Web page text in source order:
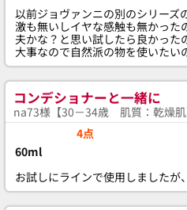
以前ジョヴァンニの別のシリーズ
激も無いしイヤな感触も無かった
夫かな？と思い試したら良かっ
大事なので自然派の物を使いたい
コンデショナーと一緒に
na73様【30－34歳 肌質：乾燥肌
4点
60ml
お試しにラインで使用しましたが